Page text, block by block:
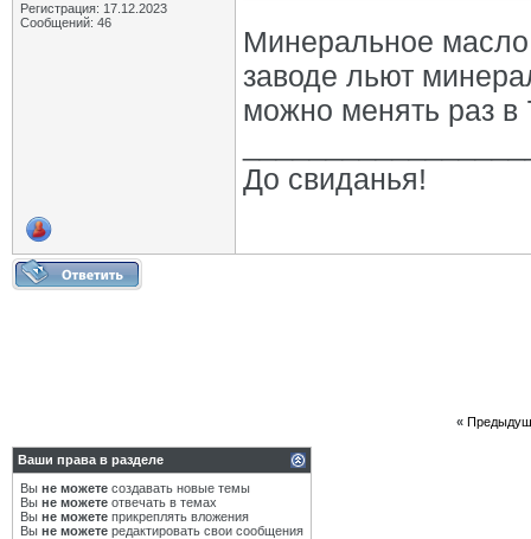
Регистрация: 17.12.2023
Сообщений: 46
Минеральное
заводе льют
можно менять раз в
До свиданья!
«
Ваши права в разделе
Вы не можете создавать новые темы
Вы не можете отвечать в темах
Вы не можете прикреплять вложения
Вы не можете редактировать свои сообщения